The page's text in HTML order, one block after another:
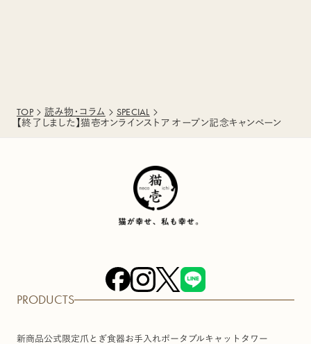
TOP 読み物・コラム
SPECIAL
【終了しました】猫壱オンラインストア オープン記念キャンペーン
PRODUCTS
新商品公式限定爪とぎ食器お手入れポータブル キャットタワー